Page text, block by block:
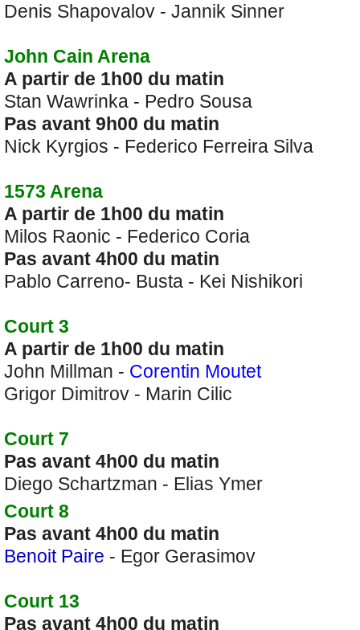
Denis Shapovalov - Jannik Sinner
John Cain Arena
A partir de 1h00 du matin
Stan Wawrinka - Pedro Sousa
Pas avant 9h00 du matin
Nick Kyrgios - Federico Ferreira Silva
1573 Arena
A partir de 1h00 du matin
Milos Raonic - Federico Coria
Pas avant 4h00 du matin
Pablo Carreno- Busta - Kei Nishikori
Court 3
A partir de 1h00 du matin
John Millman - Corentin Moutet
Grigor Dimitrov - Marin Cilic
Court 7
Pas avant 4h00 du matin
Diego Schartzman - Elias Ymer
Court 8
Pas avant 4h00 du matin
Benoit Paire - Egor Gerasimov
Court 13
Pas avant 4h00 du matin